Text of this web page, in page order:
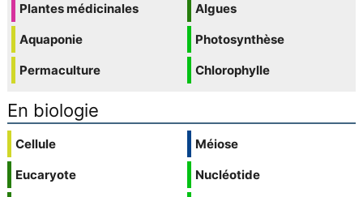
Plantes médicinales
Aquaponie
Permaculture
Algues
Photosynthèse
Chlorophylle
En biologie
Cellule
Eucaryote
Méiose
Nucléotide